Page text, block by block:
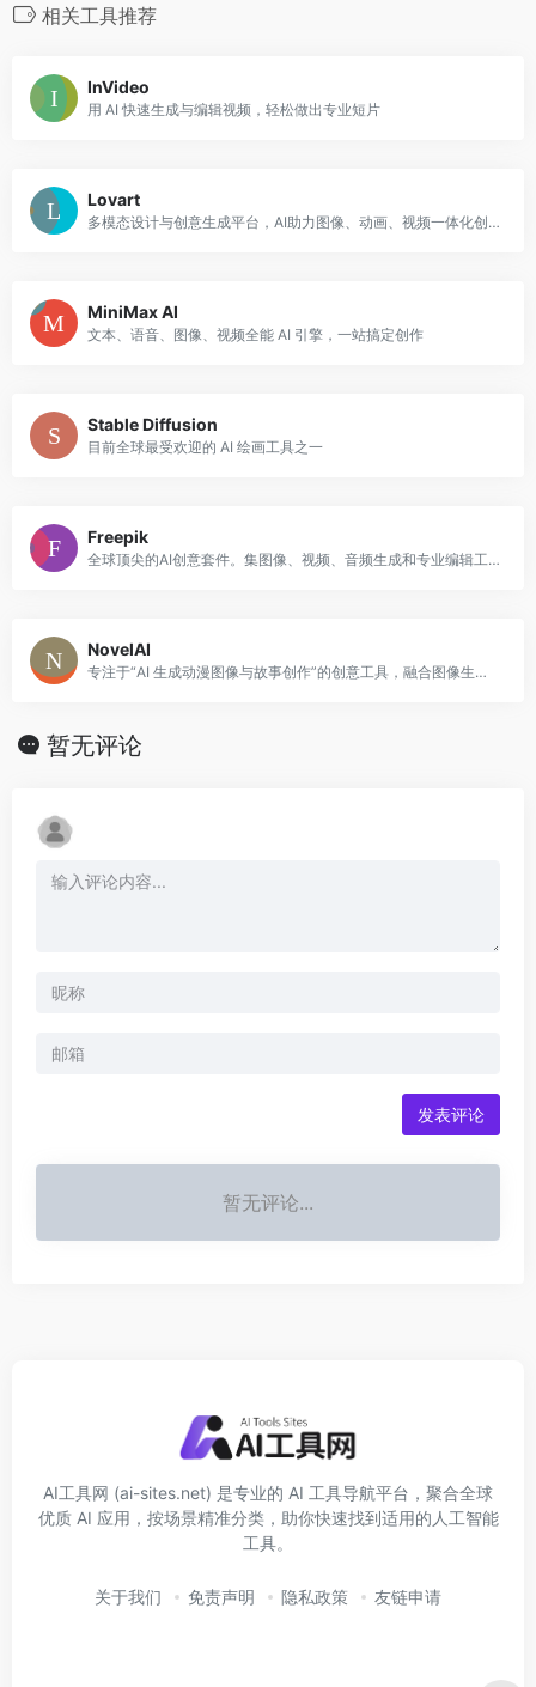
相关工具推荐
InVideo
用 AI 快速生成与编辑视频，轻松做出专业短片
Lovart
多模态设计与创意生成平台，AI助力图像、动画、视频一体化创作
MiniMax AI
文本、语音、图像、视频全能 AI 引擎，一站搞定创作
Stable Diffusion
目前全球最受欢迎的 AI 绘画工具之一
Freepik
全球顶尖的AI创意套件。集图像、视频、音频生成和专业编辑工具于一身，海量素材库。
NovelAI
专注于“AI 生成动漫图像与故事创作”的创意工具，融合图像生成、文本写作、角色设定等功能，适合创作者、二次元爱好者、游戏开发者等使用。
暂无评论
发表评论
暂无评论...
AI工具网 (ai-sites.net) 是专业的 AI 工具导航平台，聚合全球
优质 AI 应用，按场景精准分类，助你快速找到适用的人工智能
工具。
关于我们 免责声明 隐私政策 友链申请